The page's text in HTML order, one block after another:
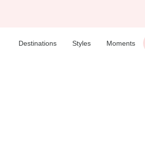
Destinations Styles Moments